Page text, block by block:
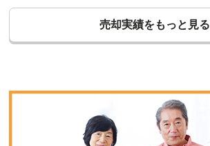
売却実績をもっと見る